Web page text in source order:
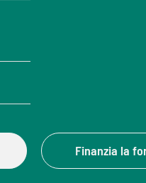
Finanzia la